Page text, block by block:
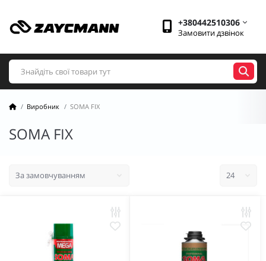
+380442510306
Замовити дзвінок
Виробник SOMA FIX
SOMA FIX